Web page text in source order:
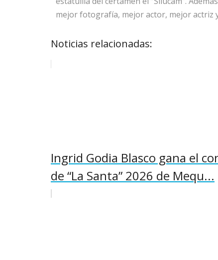
mejor fotografía, mejor actor, mejor actriz
Noticias relacionadas:
Ingrid Godia Blasco gana el
de “La Santa” 2026 de Mequ...